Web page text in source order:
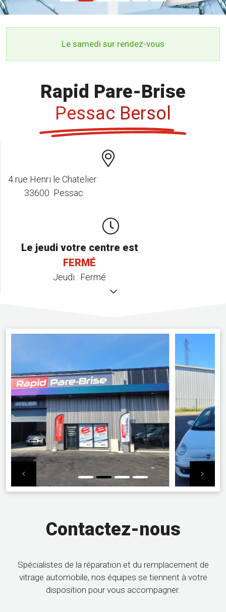
Le samedi sur rendez-vous
Rapid Pare-Brise
Pessac Bersol
4 rue Henri le Chatelier
33600 Pessac
Le jeudi votre centre est
FERMÉ
Jeudi : Fermé
Previous
Contactez-nous
Spécialistes de la réparation et du remplacement de
vitrage automobile, nos équipes se tiennent à votre
disposition pour vous accompagner.